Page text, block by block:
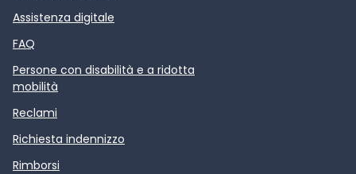
Assistenza digitale
FAQ
Persone con disabilità e a ridotta
mobilità
Reclami
Richiesta indennizzo
Rimborsi